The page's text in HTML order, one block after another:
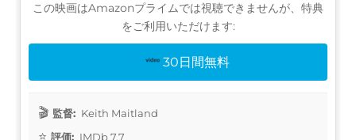
この映画はAmazonプライムでは視聴できませんが、特典
をご利用いただけます:
30日間無料
監督: Keith Maitland
評価: IMDb 7.7